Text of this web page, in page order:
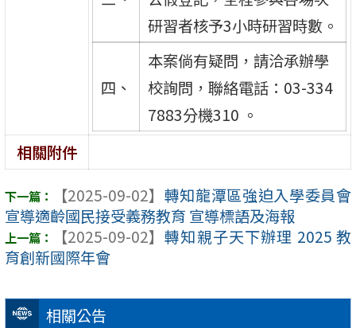
相關公告
研習者核予3小時研習時數。
四、
本案倘有疑問，請洽承辦學
校詢問，聯絡電話：03-334
7883分機310 。
相關附件
【2025-09-02】 轉知龍潭區強迫入學委員會
宣導適齡國民接受義務教育 宣導標語及海報
【2025-09-02】 轉知親子天下辦理 2025 教
育創新國際年會